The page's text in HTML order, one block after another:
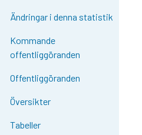
Ändringar i denna statistik
Kommande
offentliggöranden
Offentliggöranden
Översikter
Tabeller